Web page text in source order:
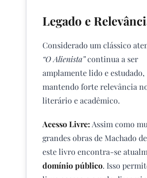
Legado e
Considerado um clássico
“O Alienista”continua a ser
amplamente lido e estudado,
mantendo forte relevância
literário e acadêmico.
Acesso Livre: Assim como
grandes obras de Machado
este livro encontra-se
domínio público. Isso